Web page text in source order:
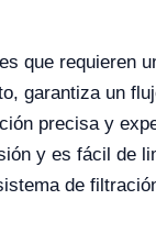
que requieren
garantiza un
precisa y
y es fácil de
de